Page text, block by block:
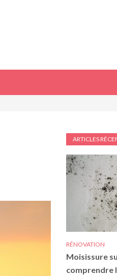
ARTICLES
RÉNOVATION
Moisissure
comprendre